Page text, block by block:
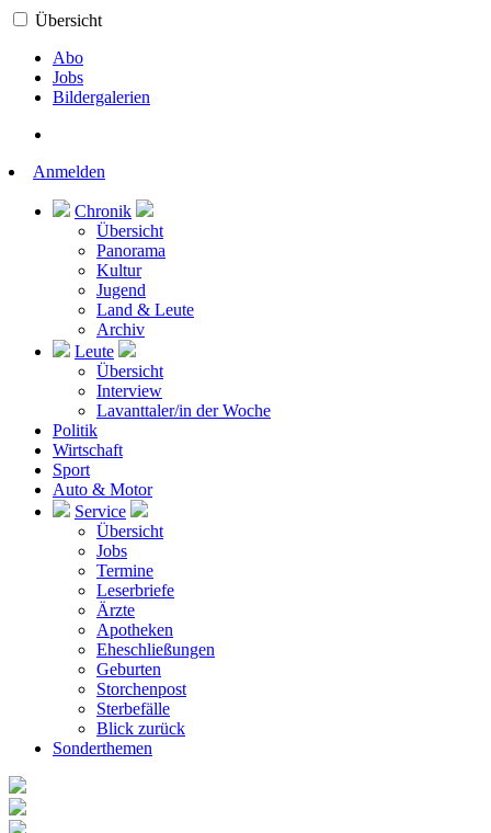
Übersicht
Abo
Jobs
Bildergalerien
Anmelden
Chronik
Übersicht
Panorama
Kultur
Jugend
Land & Leute
Archiv
Leute
Übersicht
Interview
Lavanttaler/in der Woche
Politik
Wirtschaft
Sport
Auto & Motor
Service
Übersicht
Jobs
Termine
Leserbriefe
Ärzte
Apotheken
Eheschließungen
Geburten
Storchenpost
Sterbefälle
Blick zurück
Sonderthemen